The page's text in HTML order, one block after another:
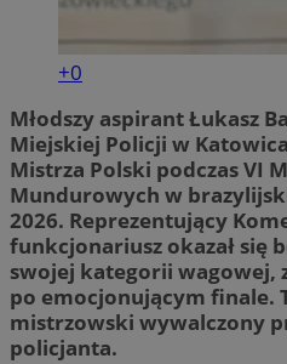
+0
Młodszy aspirant Łukasz
Miejskiej Policji w
Mistrza Polski podczas VI
Mundurowych w
2026. Reprezentujący
funkcjonariusz okazał się
swojej kategorii wagowej,
po emocjonującym finale.
mistrzowski wywalczony
policjanta.